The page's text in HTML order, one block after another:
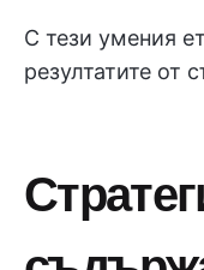
С тези умения
резултатите от